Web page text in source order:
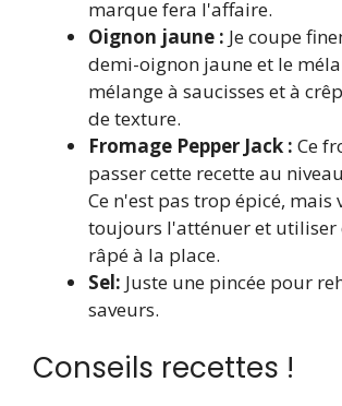
marque fera l'affaire.
Oignon jaune : Je coupe
demi-oignon jaune et le
mélange à saucisses et à
de texture.
Fromage Pepper Jack : Ce
passer cette recette au
Ce n'est pas trop épicé, mais
toujours l'atténuer et utiliser
râpé à la place.
Sel: Juste une pincée pour
saveurs.
Conseils recettes !